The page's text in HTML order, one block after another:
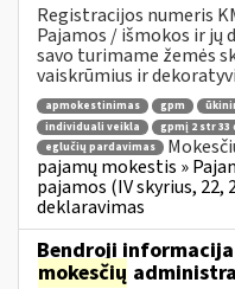
Registracijos numeris
Pajamos / išmokos ir jų
savo turimame žemės
vaiskrūmius ir
apmokestinimas gpm
individuali veikla
gpmį 2 str 33
eglučių pardavimas
pajamų mokestis »
pajamos (IV skyrius, 22,
deklaravimas
Bendroji
mokesčių